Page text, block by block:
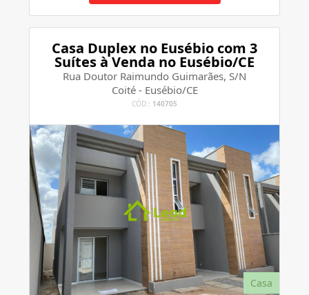
Casa Duplex no Eusébio com 3
Suítes à Venda no Eusébio/CE
Rua Doutor Raimundo Guimarães, S/N
Coité - Eusébio/CE
CÓD.: 140705
Casa